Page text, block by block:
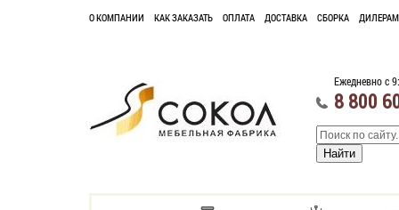
О КОМПАНИИ КАК ЗАКАЗАТЬ ОПЛАТА ДОСТАВКА СБОРКА ДИЛЕРАМ
Ежедневно с
8 800